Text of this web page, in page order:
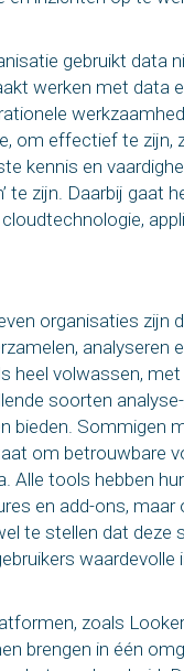
gebruikt data
werken met data
om effectief te zijn,
kennis en
te zijn. Daarbij gaat
organisaties zijn
analyseren
heel volwassen,
soorten
bieden. Sommigen
om betrouwbare
Alle tools hebben
en add-ons, maar
te stellen dat deze
waardevolle
zoals
brengen in één